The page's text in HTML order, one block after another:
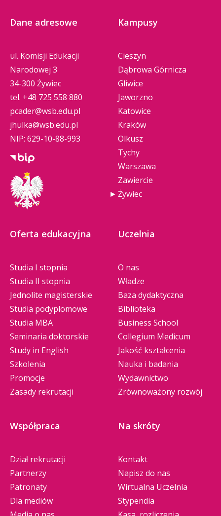
Dane adresowe
ul. Komisji Edukacji
Narodowej 3
34-300 Żywiec
tel. +48 725 558 880
pcader@wsb.edu.pl
jhulka@wsb.edu.pl
NIP: 629-10-88-993
Kampusy
Cieszyn
Dąbrowa Górnicza
Gliwice
Jaworzno
Katowice
Kraków
Olkusz
Tychy
Warszawa
Zawiercie
Żywiec
Oferta edukacyjna
Studia I stopnia
Studia II stopnia
Jednolite magisterskie
Studia podyplomowe
Studia MBA
Seminaria doktorskie
Study in English
Szkolenia
Promocje
Zasady rekrutacji
Uczelnia
O nas
Władze
Baza dydaktyczna
Biblioteka
Business School
Collegium Medicum
Jakość kształcenia
Nauka i badania
Wydawnictwo
Zrównoważony rozwój
Współpraca
Dział rekrutacji
Partnerzy
Patronaty
Dla mediów
Na skróty
Kontakt
Napisz do nas
Wirtualna Uczelnia
Stypendia